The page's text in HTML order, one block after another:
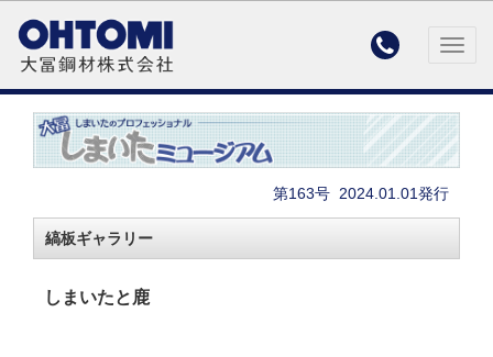

第163号 2024.01.01発行
縞板ギャラリー
しまいたと鹿